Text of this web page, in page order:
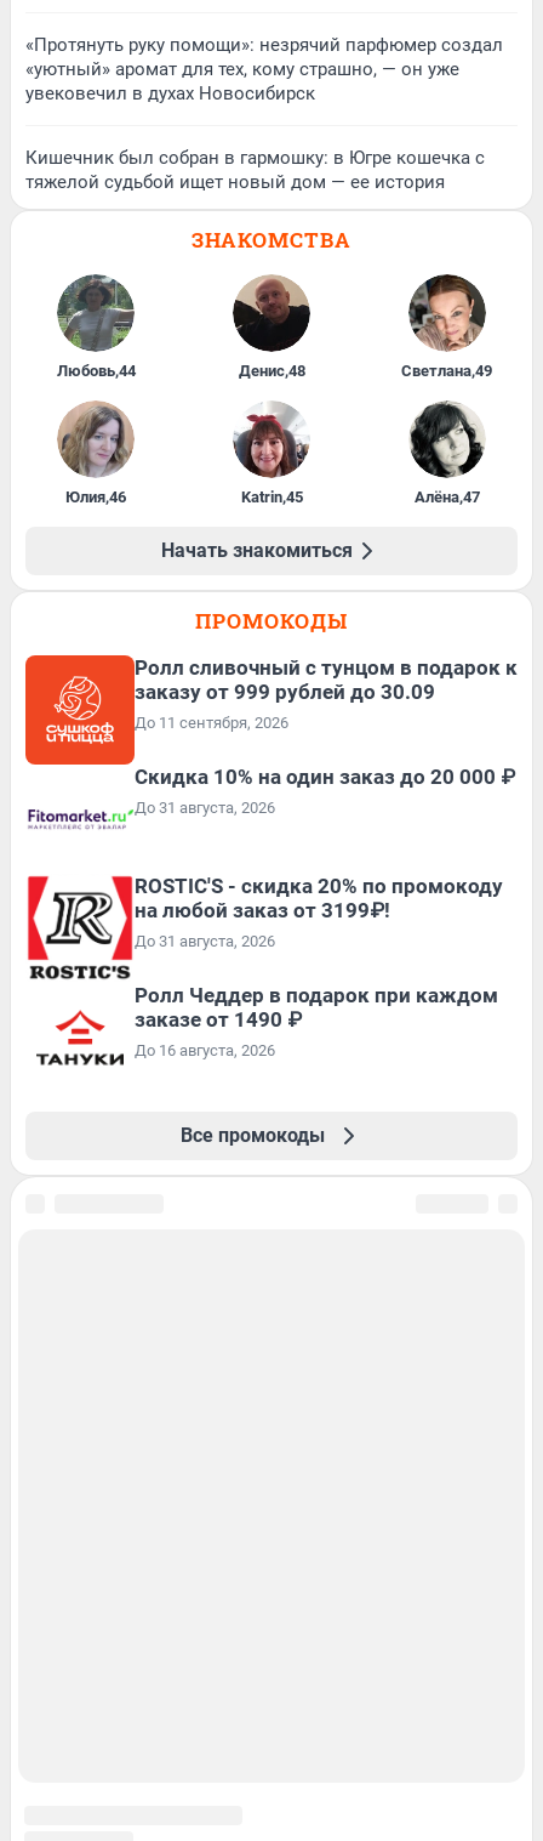
«Протянуть руку помощи»: незрячий парфюмер создал
«уютный» аромат для тех, кому страшно, — он уже
увековечил в духах Новосибирск
Кишечник был собран в гармошку: в Югре кошечка с
тяжелой судьбой ищет новый дом — ее история
ЗНАКОМСТВА
Любовь,44 Денис,48 Светлана,49
Юлия,46 Katrin,45 Алёна,47
Начать знакомиться
ПРОМОКОДЫ
Ролл сливочный с тунцом в подарок к
заказу от 999 рублей до 30.09
До 11 сентября, 2026
Скидка 10% на один заказ до 20 000 ₽
До 31 августа, 2026
ROSTIC'S - скидка 20% по промокоду
на любой заказ от 3199₽!
До 31 августа, 2026
Ролл Чеддер в подарок при каждом
заказе от 1490 ₽
До 16 августа, 2026
Все промокоды